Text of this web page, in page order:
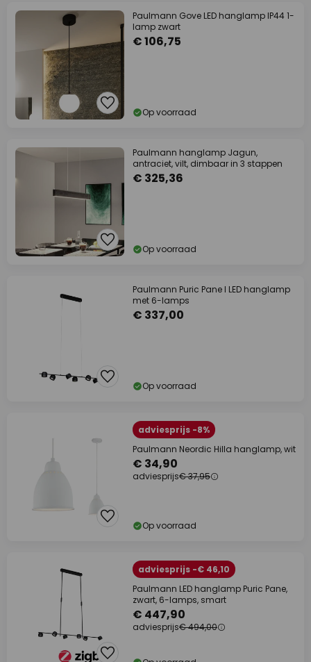
Paulmann Gove LED hanglamp IP44 1-
lamp zwart
€ 106,75
Op voorraad
Paulmann hanglamp Jagun,
antraciet, vilt, dimbaar in 3 stappen
€ 325,36
Op voorraad
Paulmann Puric Pane I LED hanglamp
met 6-lamps
€ 337,00
Op voorraad
adviesprijs -8%
Paulmann Neordic Hilla hanglamp, wit
€ 34,90
adviesprijs€ 37,95
Op voorraad
adviesprijs -€ 46,10
Paulmann LED hanglamp Puric Pane,
zwart, 6-lamps, smart
€ 447,90
adviesprijs€ 494,00